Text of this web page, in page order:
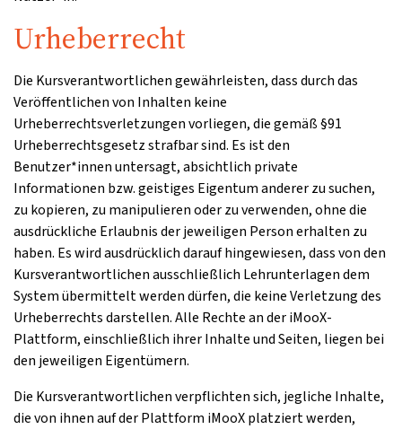
Urheberrecht
Die Kursverantwortlichen gewährleisten, dass durch das
Veröffentlichen von Inhalten keine
Urheberrechtsverletzungen vorliegen, die gemäß §91
Urheberrechtsgesetz strafbar sind. Es ist den
Benutzer*innen untersagt, absichtlich private
Informationen bzw. geistiges Eigentum anderer zu suchen,
zu kopieren, zu manipulieren oder zu verwenden, ohne die
ausdrückliche Erlaubnis der jeweiligen Person erhalten zu
haben. Es wird ausdrücklich darauf hingewiesen, dass von den
Kursverantwortlichen ausschließlich Lehrunterlagen dem
System übermittelt werden dürfen, die keine Verletzung des
Urheberrechts darstellen. Alle Rechte an der iMooX-
Plattform, einschließlich ihrer Inhalte und Seiten, liegen bei
den jeweiligen Eigentümern.
Die Kursverantwortlichen verpflichten sich, jegliche Inhalte,
die von ihnen auf der Plattform iMooX platziert werden,